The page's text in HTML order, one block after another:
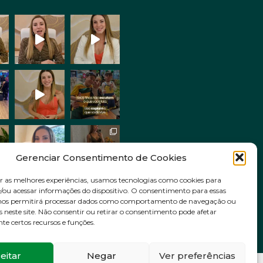
Gerenciar Consentimento de Cookies
as melhores experiências, usamos tecnologias como cookies para
acessar informações do dispositivo. O consentimento para essas
permitirá processar dados como comportamento de navegação ou
neste site. Não consentir ou retirar o consentimento pode afetar
certos recursos e funções.
Negar Ver preferências
Siga no Instagram